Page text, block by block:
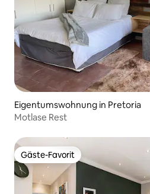
Eigentumswohnung in Pretoria
Motlase Rest
Gäste-Favorit
Gäste-Favorit